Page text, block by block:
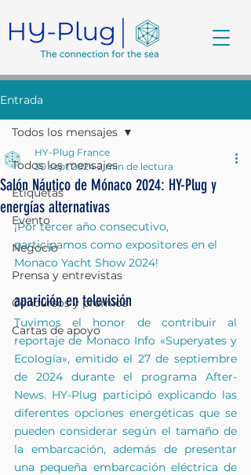
Entrada
Todos los mensajes
Etiquetas
Evento
Negocio
Prensa y entrevistas
Concursos y premios
Cartas de apoyo
Todos los mensajes
Salón Náutico de Mónaco 2024: HY-Plug y
energías alternativas
HY-Plug France
30 sept 2024 2 min de lectura
¡Por tercer año consecutivo,
participamos como expositores en el
Monaco Yacht Show 2024!
aparición en televisión
Tuvimos el honor de contribuir al
reportaje de Monaco Info «Superyates y
Ecología», emitido el 27 de septiembre
de 2024 durante el programa After-
News. HY-Plug participó explicando las
diferentes opciones energéticas que se
pueden considerar según el tamaño de
la embarcación, además de presentar
una pequeña embarcación eléctrica de